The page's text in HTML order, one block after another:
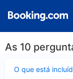
As 10
O que está